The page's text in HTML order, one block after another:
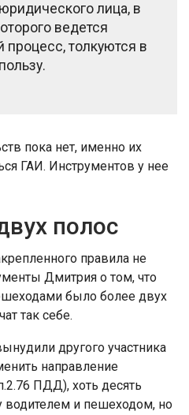
лица, в
ведется
толкуются в
пока нет, именно их
ГАИ. Инструментов у нее
полос
правила не
Дмитрия о том, что
было более двух
так себе.
другого участника
направление
ПДД), хоть десять
и пешеходом, но